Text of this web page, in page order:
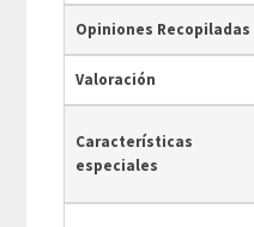
Opiniones Recopiladas
Valoración
Características
especiales